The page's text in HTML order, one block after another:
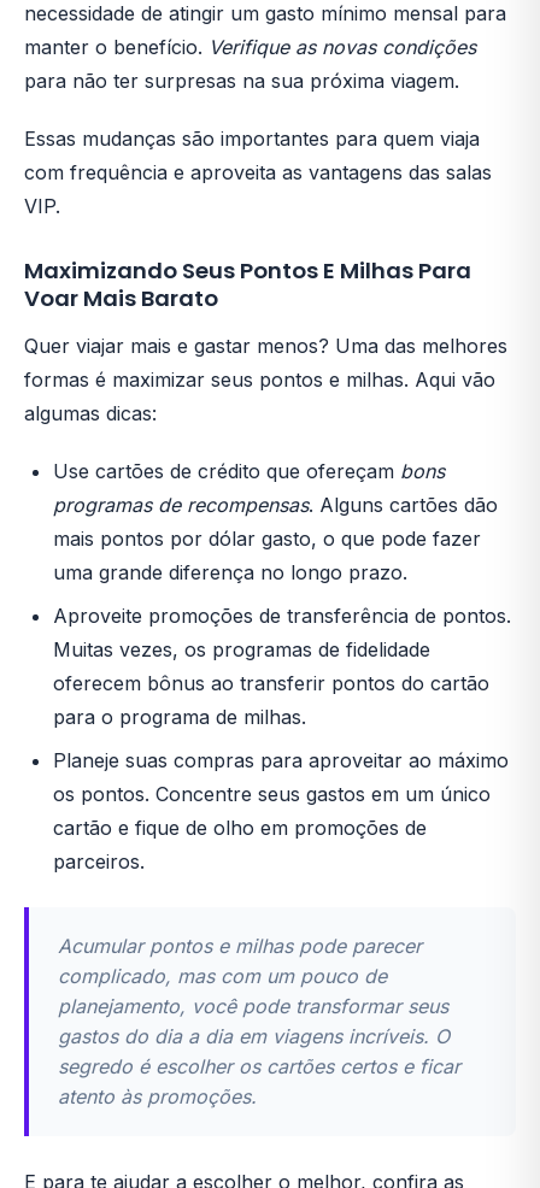
necessidade de atingir um gasto mínimo mensal para
manter o benefício. Verifique as novas condições
para não ter surpresas na sua próxima viagem.
Essas mudanças são importantes para quem viaja
com frequência e aproveita as vantagens das salas
VIP.
Maximizando Seus Pontos E Milhas Para
Voar Mais Barato
Quer viajar mais e gastar menos? Uma das melhores
formas é maximizar seus pontos e milhas. Aqui vão
algumas dicas:
Use cartões de crédito que ofereçam bons
programas de recompensas. Alguns cartões dão
mais pontos por dólar gasto, o que pode fazer
uma grande diferença no longo prazo.
Aproveite promoções de transferência de pontos.
Muitas vezes, os programas de fidelidade
oferecem bônus ao transferir pontos do cartão
para o programa de milhas.
Planeje suas compras para aproveitar ao máximo
os pontos. Concentre seus gastos em um único
cartão e fique de olho em promoções de
parceiros.
Acumular pontos e milhas pode parecer
complicado, mas com um pouco de
planejamento, você pode transformar seus
gastos do dia a dia em viagens incríveis. O
segredo é escolher os cartões certos e ficar
atento às promoções.
E para te ajudar a escolher o melhor, confira as